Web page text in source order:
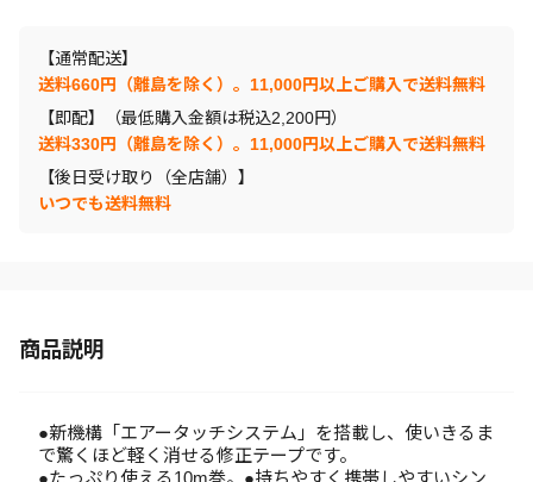
【通常配送】
送料660円（離島を除く）。11,000円以上ご購入で送料無料
【即配】（最低購入金額は税込2,200円）
送料330円（離島を除く）。11,000円以上ご購入で送料無料
【後日受け取り（全店舗）】
いつでも送料無料
商品説明
●新機構「エアータッチシステム」を搭載し、使いきるま
で驚くほど軽く消せる修正テープです。
●たっぷり使える10m巻。●持ちやすく携帯しやすいシン